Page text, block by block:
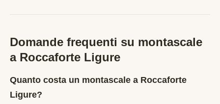
Domande frequenti su montascale
a Roccaforte Ligure
Quanto costa un montascale a Roccaforte
Ligure?